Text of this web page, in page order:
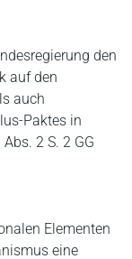
den
auf den
auch
Paktes in
2 S. 2 GG
Elementen
eine